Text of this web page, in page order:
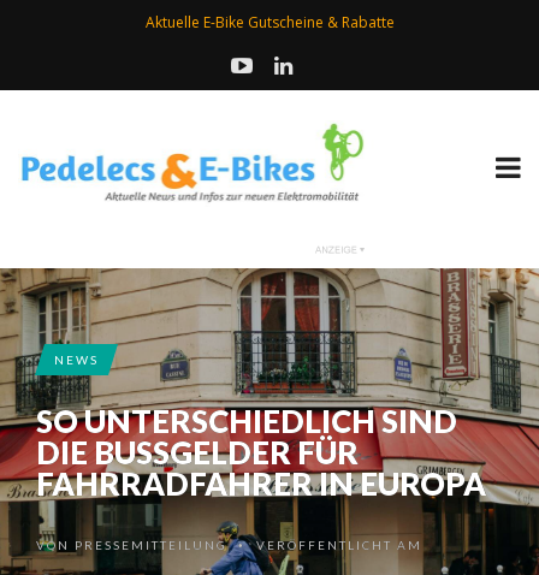
Aktuelle E-Bike Gutscheine & Rabatte
NEWS
SO UNTERSCHIEDLICH SIND
DIE BUSSGELDER FÜR F
AHRRADFAHRER IN EUROPA
VON PRESSEMITTEILUNG •VERÖFFENTLICHT AM